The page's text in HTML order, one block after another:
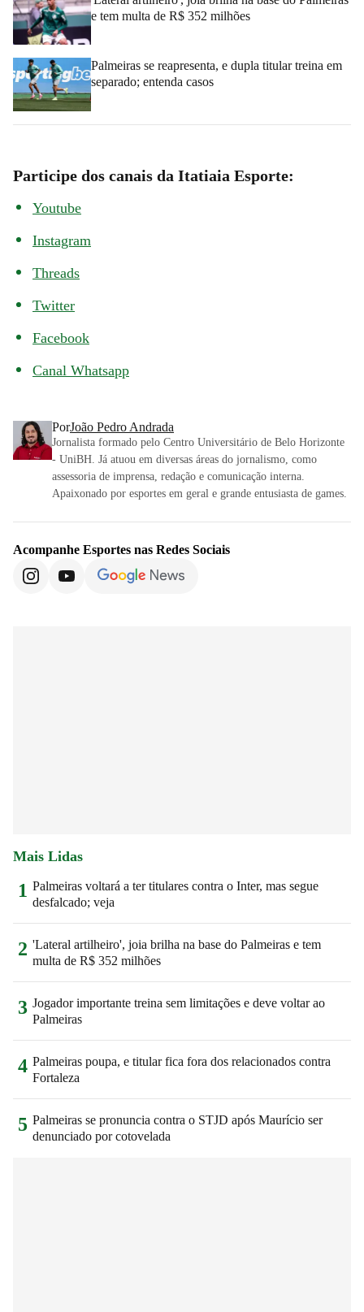
e tem multa de R$ 352 milhões
Palmeiras se reapresenta, e dupla titular treina em
separado; entenda casos
Participe dos canais da Itatiaia Esporte:
Youtube
Instagram
Threads
Twitter
Facebook
Canal Whatsapp
PorJoão Pedro Andrada
Jornalista formado pelo Centro Universitário de Belo Horizonte
- UniBH. Já atuou em diversas áreas do jornalismo, como
assessoria de imprensa, redação e comunicação interna.
Apaixonado por esportes em geral e grande entusiasta de games.
Acompanhe Esportes nas Redes Sociais
Mais Lidas
1 Palmeiras voltará a ter titulares contra o Inter, mas segue
desfalcado; veja
2 'Lateral artilheiro', joia brilha na base do Palmeiras e tem
multa de R$ 352 milhões
3 Jogador importante treina sem limitações e deve voltar ao
Palmeiras
4 Palmeiras poupa, e titular fica fora dos relacionados contra
Fortaleza
5 Palmeiras se pronuncia contra o STJD após Maurício ser
denunciado por cotovelada